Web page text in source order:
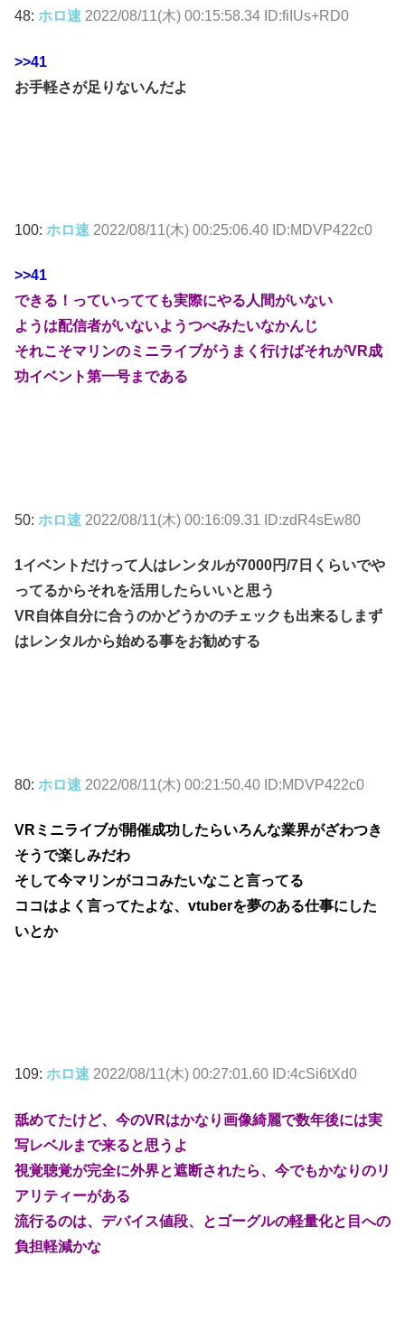
48: ホロ速 2022/08/11(木) 00:15:58.34 ID:fiIUs+RD0
>>41
お手軽さが足りないんだよ
100: ホロ速 2022/08/11(木) 00:25:06.40 ID:MDVP422c0
>>41
できる！っていってても実際にやる人間がいない
ようは配信者がいないようつべみたいなかんじ
それこそマリンのミニライブがうまく行けばそれがVR成
功イベント第一号まである
50: ホロ速 2022/08/11(木) 00:16:09.31 ID:zdR4sEw80
1イベントだけって人はレンタルが7000円/7日くらいでや
ってるからそれを活用したらいいと思う
VR自体自分に合うのかどうかのチェックも出来るしまず
はレンタルから始める事をお勧めする
80: ホロ速 2022/08/11(木) 00:21:50.40 ID:MDVP422c0
VRミニライブが開催成功したらいろんな業界がざわつき
そうで楽しみだわ
そして今マリンがココみたいなこと言ってる
ココはよく言ってたよな、vtuberを夢のある仕事にした
いとか
109: ホロ速 2022/08/11(木) 00:27:01.60 ID:4cSi6tXd0
舐めてたけど、今のVRはかなり画像綺麗で数年後には実
写レベルまで来ると思うよ
視覚聴覚が完全に外界と遮断されたら、今でもかなりのリ
アリティーがある
流行るのは、デバイス値段、とゴーグルの軽量化と目への
負担軽減かな